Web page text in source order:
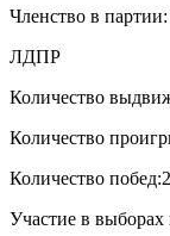
Членство в партии:
ЛДПР
Количество
Количество
Количество побед:2
Участие в выборах